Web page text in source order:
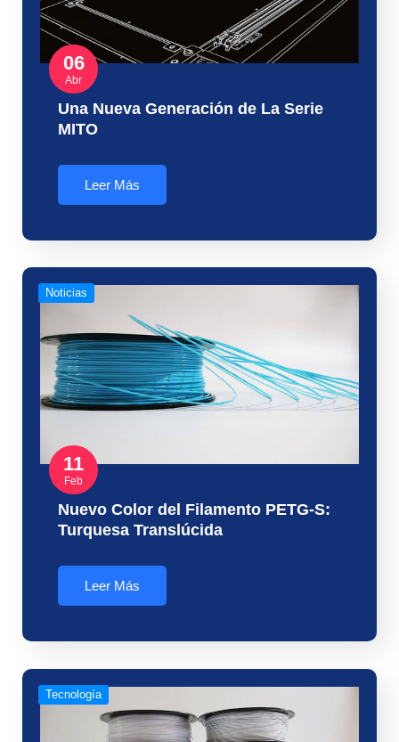
06
Abr
Una Nueva Generación de La Serie
MITO
Leer Más
11
Feb
Noticias
Nuevo Color del Filamento PETG-S:
Turquesa Translúcida
Leer Más
Tecnología